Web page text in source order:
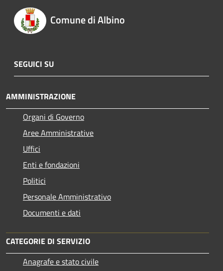
Comune di Albino
SEGUICI SU
AMMINISTRAZIONE
Organi di Governo
Aree Amministrative
Uffici
Enti e fondazioni
Politici
Personale Amministrativo
Documenti e dati
CATEGORIE DI SERVIZIO
Anagrafe e stato civile